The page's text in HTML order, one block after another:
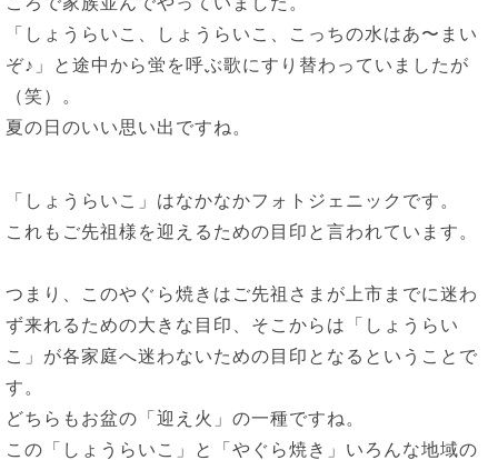
「しょうらいこ、しょうらいこ、こっちの水はあ〜まい
ぞ♪」と途中から蛍を呼ぶ歌にすり替わっていましたが
（笑）。
夏の日のいい思い出ですね。
「しょうらいこ」はなかなかフォトジェニックです。
これもご先祖様を迎えるための目印と言われています。
つまり、このやぐら焼きはご先祖さまが上市までに迷わ
ず来れるための大きな目印、そこからは「しょうらい
こ」が各家庭へ迷わないための目印となるということで
す。
どちらもお盆の「迎え火」の一種ですね。
この「しょうらいこ」と「やぐら焼き」いろんな地域の